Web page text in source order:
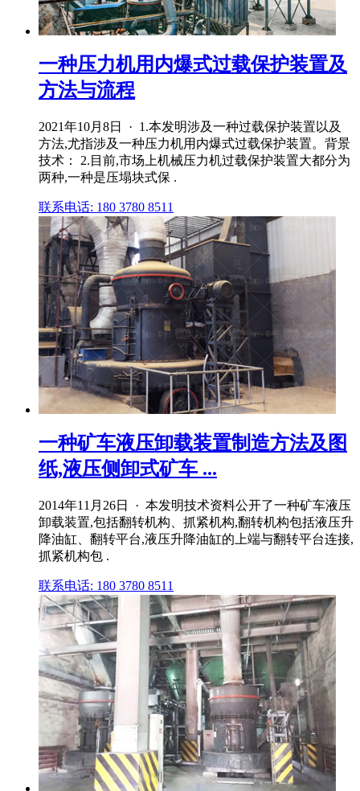
一种压力机用内爆式过载保护装置及
方法与流程
2021年10月8日 · 1.本发明涉及一种过载保护装置以及
方法,尤指涉及一种压力机用内爆式过载保护装置。背景
技术： 2.目前,市场上机械压力机过载保护装置大都分为
两种,一种是压塌块式保 .
联系电话: 180 3780 8511
一种矿车液压卸载装置制造方法及图
纸,液压侧卸式矿车 ...
2014年11月26日 · 本发明技术资料公开了一种矿车液压
卸载装置,包括翻转机构、抓紧机构,翻转机构包括液压升
降油缸、翻转平台,液压升降油缸的上端与翻转平台连接,
抓紧机构包 .
联系电话: 180 3780 8511